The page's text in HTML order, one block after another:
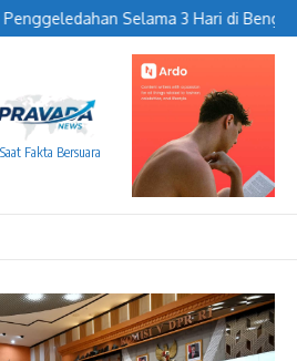
Penggeledahan Selama 3 Hari di
Saat Fakta Bersuara